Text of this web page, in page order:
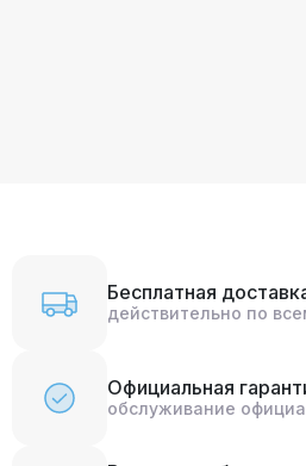
Бесплатная
действительно по
Официальная
обслуживание